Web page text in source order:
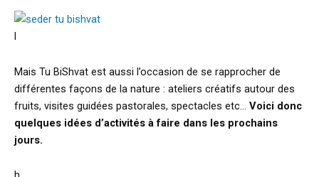
l
Mais Tu BiShvat est aussi l’occasion de se rapprocher de
différentes façons de la nature : ateliers créatifs autour des
fruits, visites guidées pastorales, spectacles etc… Voici donc
quelques idées d’activités à faire dans les prochains
jours.